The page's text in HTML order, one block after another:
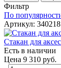
Фильтр
По
Артикул: 340218
Стакан для
Есть в наличии
Цена 9 310 руб.